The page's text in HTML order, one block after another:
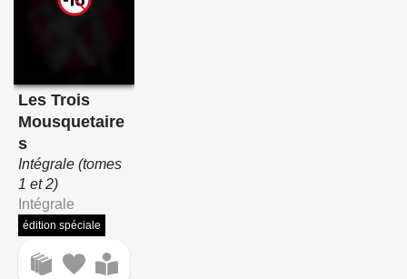
Les Trois
Mousquetaire
s
Intégrale (tomes
1 et 2)
Intégrale
édition spéciale